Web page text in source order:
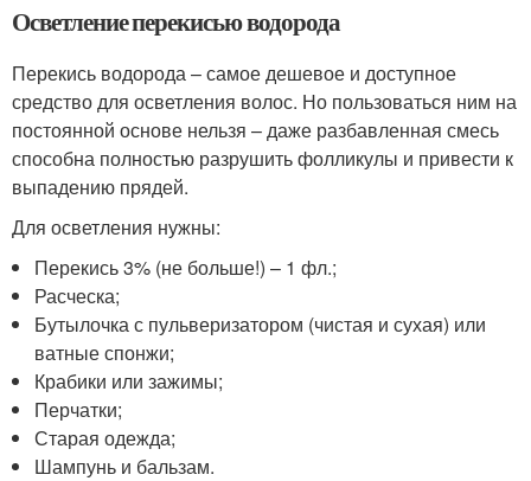
Осветление перекисью водорода
Перекись водорода – самое дешевое и доступное
средство для осветления волос. Но пользоваться ним на
постоянной основе нельзя – даже разбавленная смесь
способна полностью разрушить фолликулы и привести к
выпадению прядей.
Для осветления нужны:
Перекись 3% (не больше!) – 1 фл.;
Расческа;
Бутылочка с пульверизатором (чистая и сухая) или
ватные спонжи;
Крабики или зажимы;
Перчатки;
Старая одежда;
Шампунь и бальзам.